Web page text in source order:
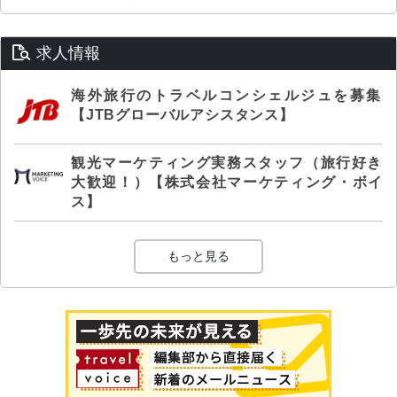
求人情報
海外旅行のトラベルコンシェルジュを募集
【JTBグローバルアシスタンス】
観光マーケティング実務スタッフ（旅行好き
大歓迎！）【株式会社マーケティング・ボイ
ス】
もっと見る